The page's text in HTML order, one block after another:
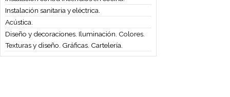
Infraestructura. Extracciones y ventilaciones.
Instalación contra incendios en cocina.
Instalación sanitaria y eléctrica.
Acústica.